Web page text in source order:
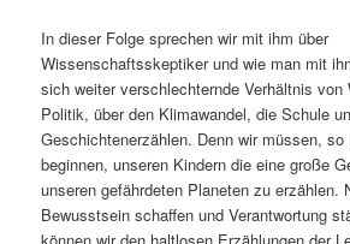
n
g
e
n
r
i
n
g
In dieser Folge sprechen wir mit ihm über
Wissenschaftsskeptiker und wie man mit
sich weiter verschlechternde Verhältnis
Politik, über den Klimawandel, die Schule
Geschichtenerzählen. Denn wir müssen,
beginnen, unseren Kindern die eine große
unseren gefährdeten Planeten zu erzählen.
Bewusstsein schaffen und Verantwortung
können wir den haltlosen Erzählungen der